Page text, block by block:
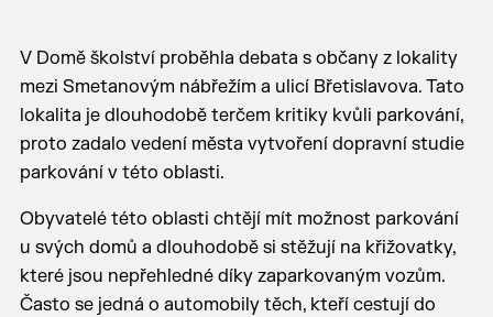
V Domě školství proběhla debata s občany z lokality
mezi Smetanovým nábřežím a ulicí Břetislavova. Tato
lokalita je dlouhodobě terčem kritiky kvůli parkování,
proto zadalo vedení města vytvoření dopravní studie
parkování v této oblasti.
Obyvatelé této oblasti chtějí mít možnost parkování
u svých domů a dlouhodobě si stěžují na křižovatky,
které jsou nepřehledné díky zaparkovaným vozům.
Často se jedná o automobily těch, kteří cestují do